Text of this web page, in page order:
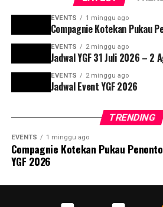
EVENTS 1 minggu ago
Compagnie Kotekan Pukau
EVENTS 2 minggu ago
Jadwal YGF 31 Juli 2026 – 2
EVENTS 2 minggu ago
Jadwal Event YGF 2026
TRENDING
EVENTS 1 minggu ago
Compagnie Kotekan Pukau
YGF 2026